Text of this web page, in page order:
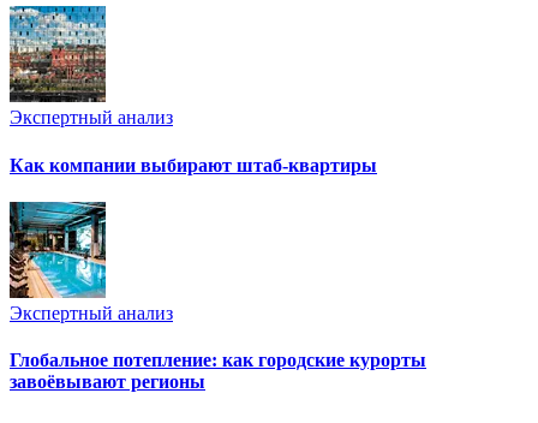
Экспертный анализ
Как компании выбирают штаб-квартиры
Экспертный анализ
Глобальное потепление: как городские курорты
завоёвывают регионы